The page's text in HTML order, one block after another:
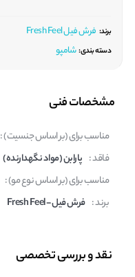
برند: فرش فیل Fresh Feel
دسته بندی: شامپو
مشخصات فنی
مناسب برای (بر اساس جنسیت) :
فاقد : پارابن (مواد نگهدارنده)
مناسب برای (بر اساس نوع مو) :
برند : فرش فیل - Fresh Feel
نقد و بررسی تخصصی